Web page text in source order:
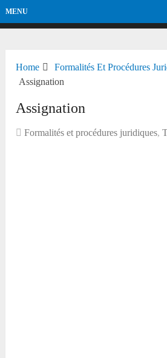
MENU
Home
Formalités Et Procédures
Assignation
Assignation
Formalités et procédures juridiques,